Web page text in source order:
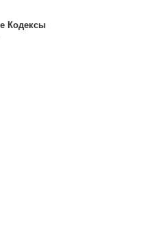
Кодексы